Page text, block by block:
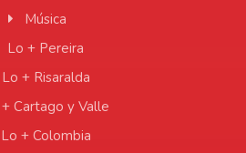
Música
Lo + Pereira
Lo + Risaralda
Cartago y Valle
Lo + Colombia